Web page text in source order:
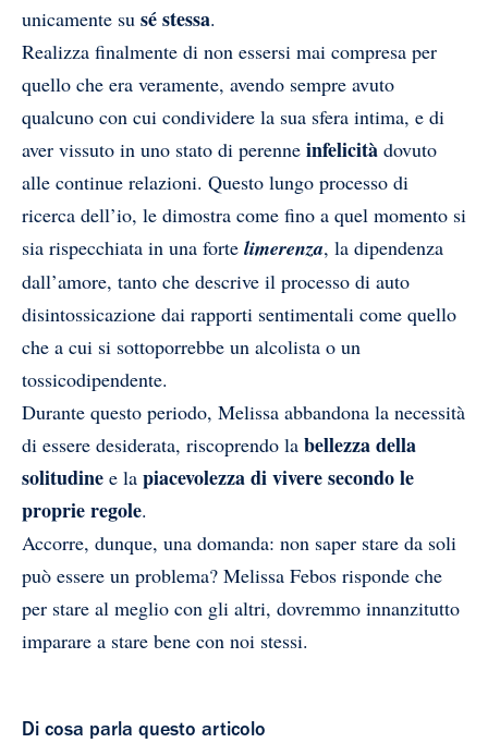
unicamente su sé stessa.
Realizza finalmente di non essersi mai compresa per
quello che era veramente, avendo sempre avuto
qualcuno con cui condividere la sua sfera intima, e di
aver vissuto in uno stato di perenne infelicità dovuto
alle continue relazioni. Questo lungo processo di
ricerca dell’io, le dimostra come fino a quel momento si
sia rispecchiata in una forte limerenza, la dipendenza
dall’amore, tanto che descrive il processo di auto
disintossicazione dai rapporti sentimentali come quello
che a cui si sottoporrebbe un alcolista o un
tossicodipendente.
Durante questo periodo, Melissa abbandona la necessità
di essere desiderata, riscoprendo la bellezza della
solitudine e la piacevolezza di vivere secondo le
proprie regole.
Accorre, dunque, una domanda: non saper stare da soli
può essere un problema? Melissa Febos risponde che
per stare al meglio con gli altri, dovremmo innanzitutto
imparare a stare bene con noi stessi.
Di cosa parla questo articolo